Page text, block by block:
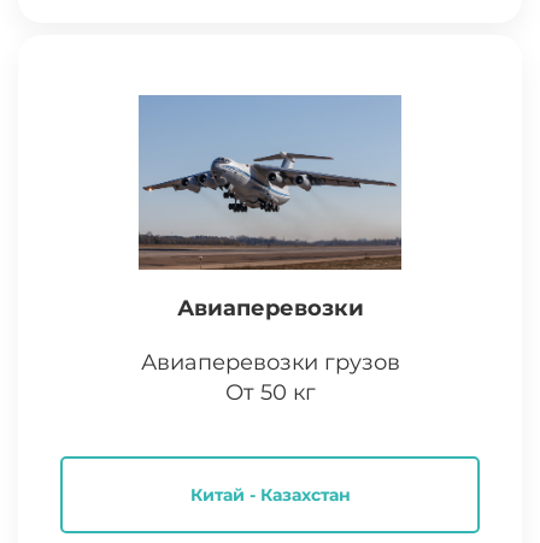
Авиаперевозки
Авиаперевозки грузов
От 50 кг
Китай - Казахстан